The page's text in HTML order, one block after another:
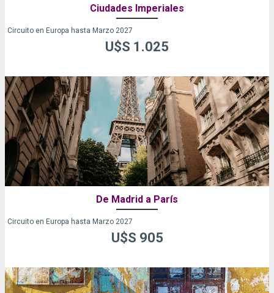
Ciudades Imperiales
Circuito en Europa hasta Marzo 2027
U$S 1.025
De Madrid a París
Circuito en Europa hasta Marzo 2027
U$S 905